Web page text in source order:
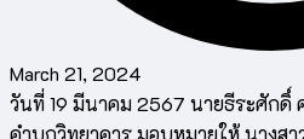
March 21, 2024
วันที่ 19 มีนาคม 2567 นายธีระศักดิ์
คำบกวิทยาคาร มอบหมายให้ นางส